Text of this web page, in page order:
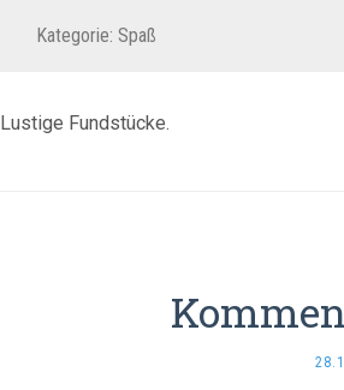
Kategorie: Spaß
Lustige Fundstücke.